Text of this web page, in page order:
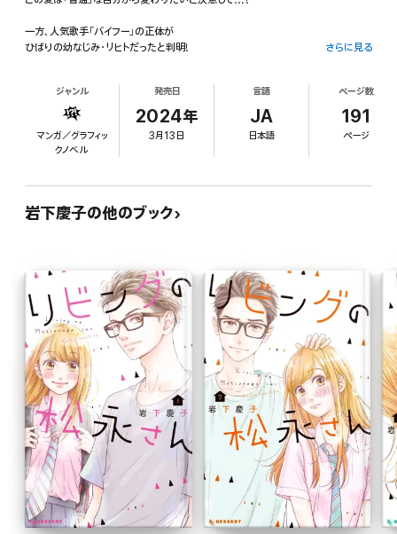
一方、人気歌手「バイフー」の正体が
ひばりの幼なじみ・リヒトだったと判明!
マジメ美大生×強引バンドマン、正反対なふたりの爆音ラブストーリー第3巻!
さらに見る
ジャンル
マンガ／グラフィッ
クノベル
発売日
2024年
3月13日
言語
JA
日本語
ページ数
191
ページ
岩下慶子の他のブック